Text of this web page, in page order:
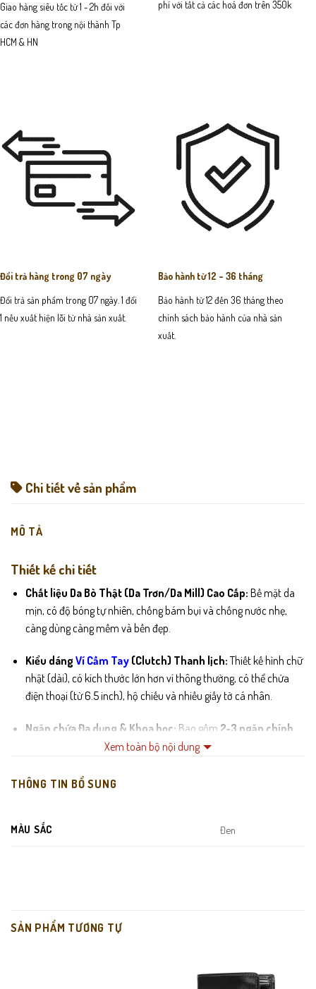
Giao hàng siêu tốc từ 1 - 2h đối với
các đơn hàng trong nội thành Tp
HCM & HN
phí với tất cả các hoá đơn trên 350k
Đổi trả hàng trong 07 ngày
Đổi trả sản phẩm trong 07 ngày. 1 đổi
1 nếu xuất hiện lỗi từ nhà sản xuất.
Bảo hành từ 12 - 36 tháng
Bảo hành từ 12 đến 36 tháng theo
chính sách bảo hành của nhà sản
xuất.
Chi tiết về sản phẩm
MÔ TẢ
Thiết kế chi tiết
Chất liệu Da Bò Thật (Da Trơn/Da Mill) Cao Cấp: Bề mặt da
mịn, có độ bóng tự nhiên, chống bám bụi và chống nước nhẹ,
càng dùng càng mềm và bền đẹp.
Kiểu dángVí Cầm Tay(Clutch) Thanh lịch:Thiết kế hình chữ
nhật (dài), có kích thước lớn hơn ví thông thường, có thể chứa
điện thoại (từ 6.5 inch), hộ chiếu và nhiều giấy tờ cá nhân.
Ngăn chứa Đa dụng & Khoa học: Bao gồm 2-3 ngăn chính
lớn (tiền, điện thoại, giấy tờ) và12-16 khe cắm thẻ
và đảm bảo an toàn cho đồ vật bên trong.
da, được gia công tỉ mỉ, tăng cường độ bền cấu trúc của ví.
Xem toàn bộ nội dung
THÔNG TIN BỔ SUNG
MÀU SẮC Đen
SẢN PHẨM TƯƠNG TỰ